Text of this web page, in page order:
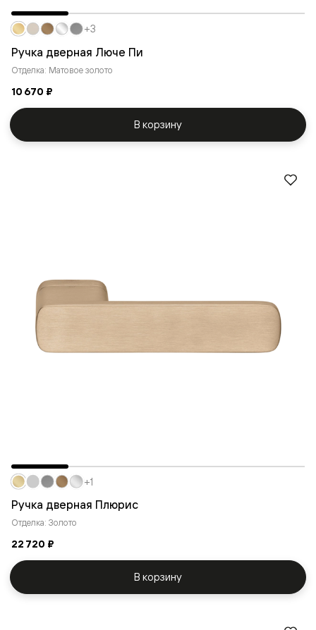
Ручка дверная Люче Пи
Отделка: Матовое золото
10 670 ₽
+3
В корзину
Ручка дверная Плюрис
Отделка: Золото
22 720 ₽
+1
В корзину